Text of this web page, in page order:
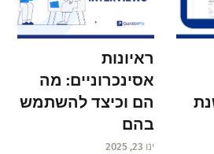
ראיונות
אסינכרוניים: מה
הם וכיצד להשתמש
בהם
ינו 23, 2025